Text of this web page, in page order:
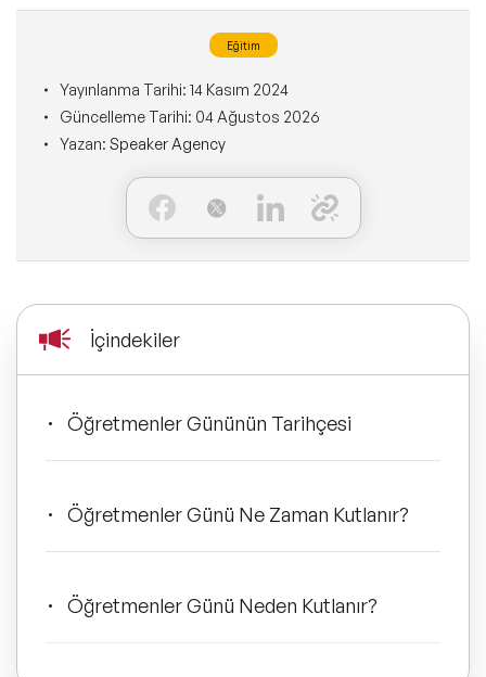
İlham Veren Konuşmacılar
İlham Veren Kadın Konuşmacılar
Kişisel Dönüşüm Konuşmacıları
Sürdürülebilirlik Konuşmacıları
Dijital Dönüşüm Konuşmacıları
Mizah Konuşmacıları
ve Kapsayıcılık Konuşmacıları
Akış Sunumu & Moderasyon
Deneyim Odaklı Çözümler
Konuşmacı Özel Çözümleri
Tüm Çözümler
Ne Sunarız?
Ne Yaparız?
Kim İçin Yaparız?
Ekibimiz
Referanslarımız
İLETİŞİM
Eğitim
Yayınlanma Tarihi: 14 Kasım 2024
Güncelleme Tarihi: 04 Ağustos 2026
Yazan: Speaker Agency
İçindekiler
Öğretmenler Gününün Tarihçesi
Öğretmenler Günü Ne Zaman Kutlanır?
Öğretmenler Günü Neden Kutlanır?